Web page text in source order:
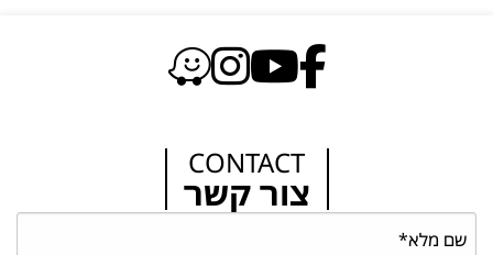
CONTACT
צור קשר